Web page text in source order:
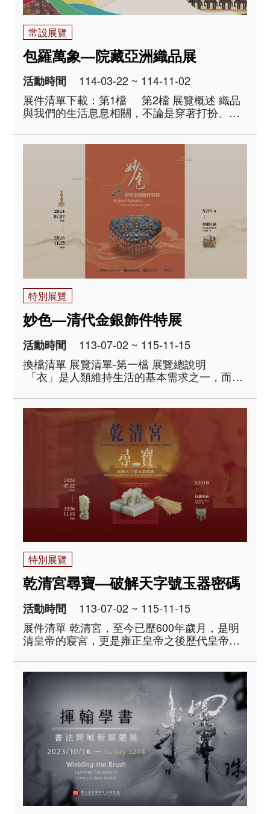
常設展覽
包羅萬象—院藏亞洲織品展
活動時間
114-03-22 ~ 114-11-02
展件清單下載：第1檔 第2檔 展覽概述 織品
與我們的生活息息相關，不論是穿著打扮、日
影。本次展覽精選院藏亞洲織品文物，規劃為
特別展覽
妙色—清代金銀飾件特展
活動時間
113-07-02 ~ 115-11-15
換檔清單 展覽清單-第一檔 展覽總說明
「衣」是人類維持生活的基本需求之一，而在
美麗的光采，則是為了傳達生命中抽象面向的
種種美好，可能是擁有豐饒的財富、崇高..
特別展覽
乾清宮尋寶—破解天字號玉器密碼
活動時間
113-07-02 ~ 115-11-15
展件清單 乾清宮，至今已歷600年歲月，是明
清皇帝的寢宮，更是雍正皇帝之後歷代皇帝傳
歷史事件的現場。 由於地位特殊，乾清宮也是
庋藏歷代重要文物的寶庫。民國13年清室善後
委員會以千字文「天地玄黃，宇宙洪荒&hell..